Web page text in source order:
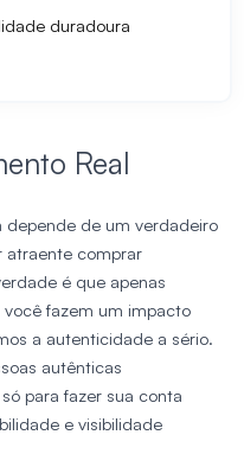
duradoura
Real
depende de um verdadeiro
atraente comprar
é que apenas
fazem um impacto
a autenticidade a sério.
autênticas
para fazer sua conta
e visibilidade